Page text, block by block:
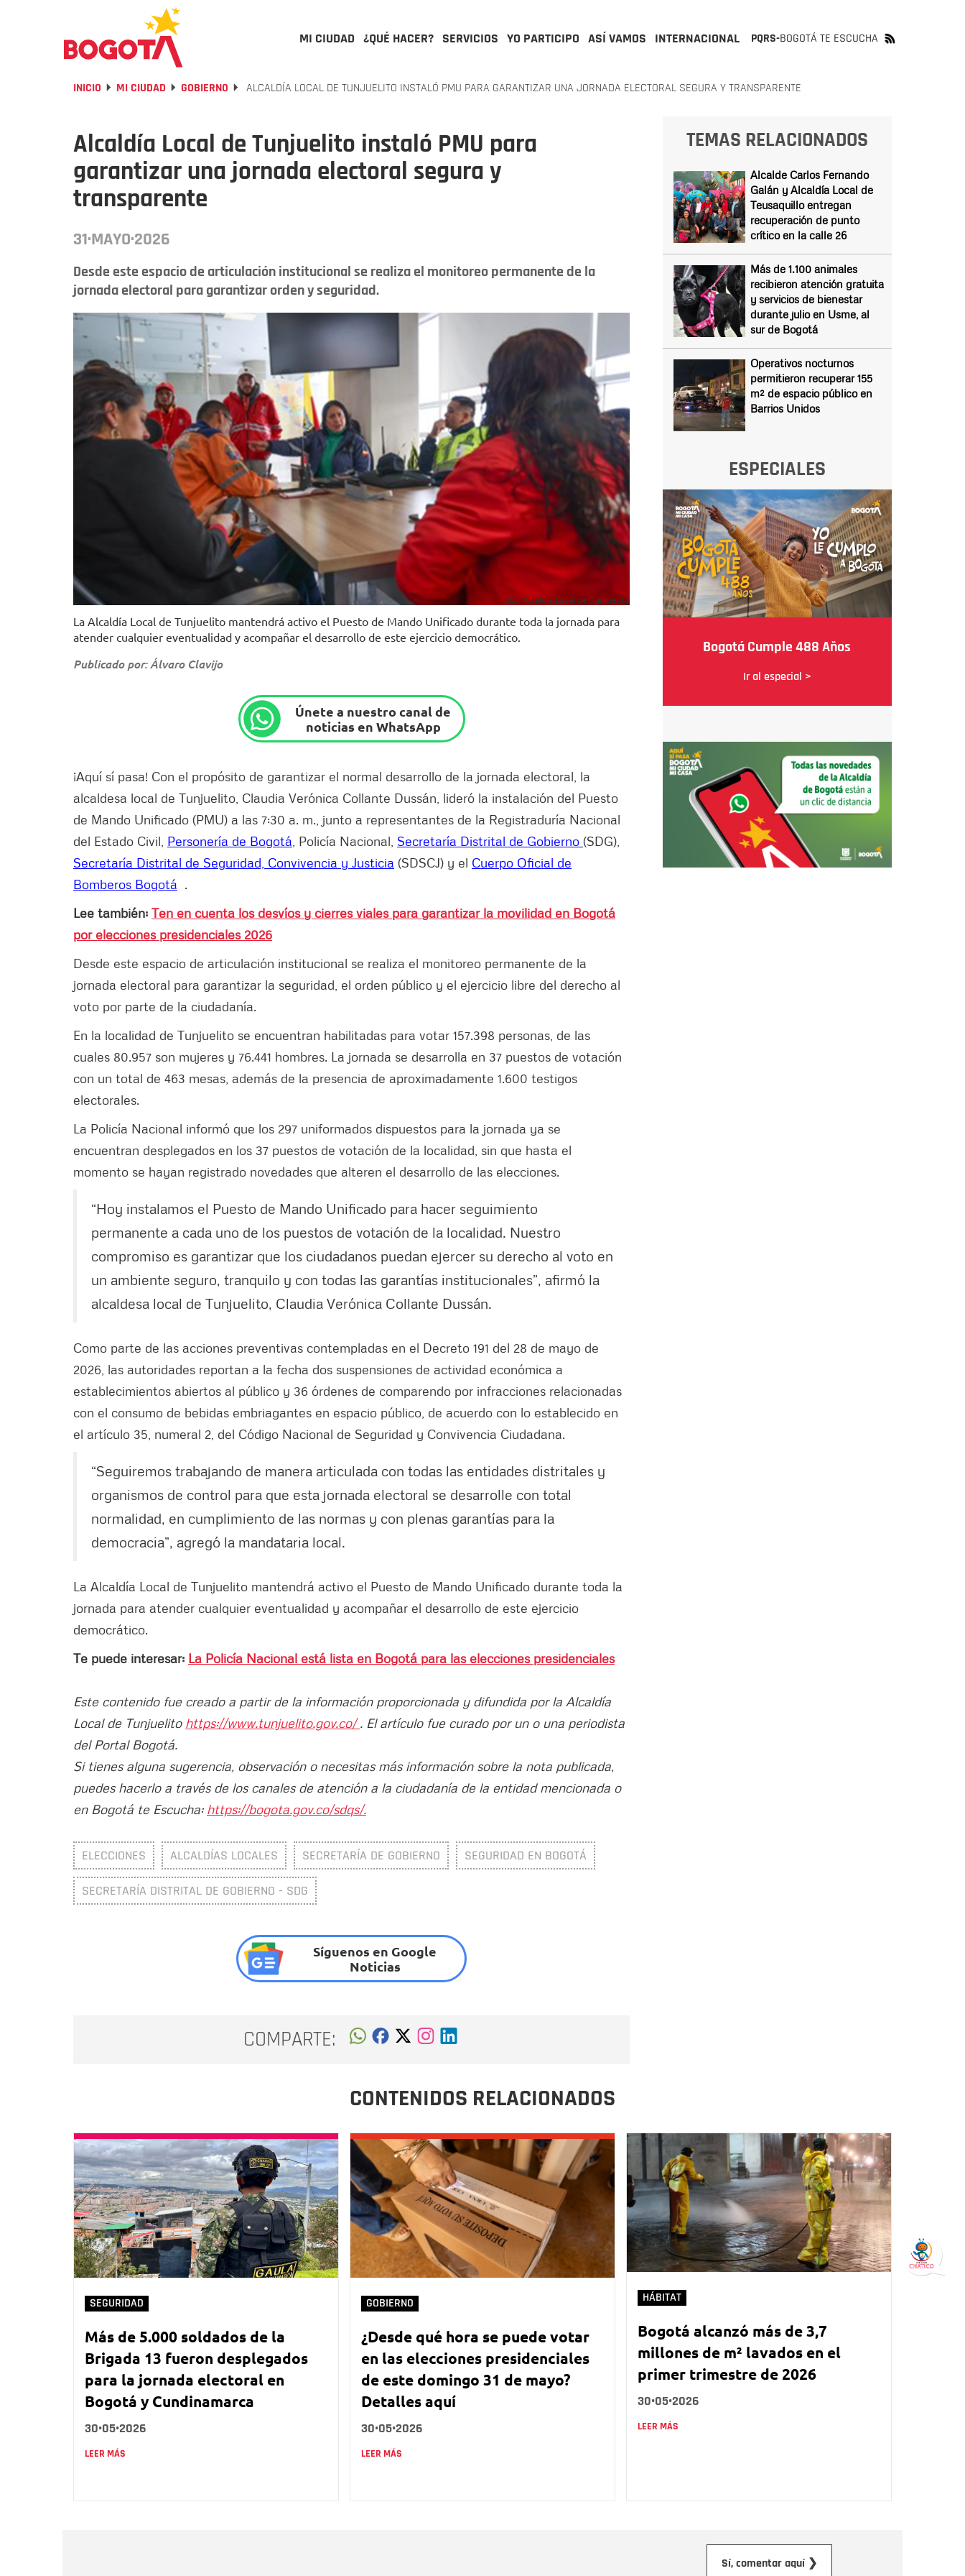
MI CIUDAD ¿QUÉ HACER? SERVICIOS YO PARTICIPO ASÍ VAMOS INTERNACIONAL PQRS-BOGOTÁ TE ESCUCHA
INICIO MI CIUDAD GOBIERNO ALCALDÍA LOCAL DE TUNJUELITO INSTALÓ PMU PARA GARANTIZAR UNA JORNADA ELECTORAL SEGURA Y TRANSPARENTE
Alcaldía Local de Tunjuelito instaló PMU para
garantizar una jornada electoral segura y
transparente
31·MAYO·2026
Desde este espacio de articulación institucional se realiza el monitoreo permanente de la
jornada electoral para garantizar orden y seguridad.
Foto: Alcaldía Local de Tunjuelito
La Alcaldía Local de Tunjuelito mantendrá activo el Puesto de Mando Unificado durante toda la jornada para
atender cualquier eventualidad y acompañar el desarrollo de este ejercicio democrático.
Publicado por: Álvaro Clavijo
Únete a nuestro canal de
noticias en WhatsApp
¡Aquí sí pasa! Con el propósito de garantizar el normal desarrollo de la jornada electoral, la
alcaldesa local de Tunjuelito, Claudia Verónica Collante Dussán, lideró la instalación del Puesto
de Mando Unificado (PMU) a las 7:30 a. m., junto a representantes de la Registraduría Nacional
del Estado Civil, Personería de Bogotá , Policía Nacional, Secretaría Distrital de Gobierno (SDG),
Secretaría Distrital de Seguridad, Convivencia y Justicia (SDSCJ) y el Cuerpo Oficial de
Bomberos Bogotá .
Lee también: Ten en cuenta los desvíos y cierres viales para garantizar la movilidad en Bogotá
por elecciones presidenciales 2026
Desde este espacio de articulación institucional se realiza el monitoreo permanente de la
jornada electoral para garantizar la seguridad, el orden público y el ejercicio libre del derecho al
voto por parte de la ciudadanía.
En la localidad de Tunjuelito se encuentran habilitadas para votar 157.398 personas, de las
cuales 80.957 son mujeres y 76.441 hombres. La jornada se desarrolla en 37 puestos de votación
con un total de 463 mesas, además de la presencia de aproximadamente 1.600 testigos
electorales.
La Policía Nacional informó que los 297 uniformados dispuestos para la jornada ya se
encuentran desplegados en los 37 puestos de votación de la localidad, sin que hasta el
momento se hayan registrado novedades que alteren el desarrollo de las elecciones.
“Hoy instalamos el Puesto de Mando Unificado para hacer seguimiento
permanente a cada uno de los puestos de votación de la localidad. Nuestro
compromiso es garantizar que los ciudadanos puedan ejercer su derecho al voto en
un ambiente seguro, tranquilo y con todas las garantías institucionales”, afirmó la
alcaldesa local de Tunjuelito, Claudia Verónica Collante Dussán.
Como parte de las acciones preventivas contempladas en el Decreto 191 del 28 de mayo de
2026, las autoridades reportan a la fecha dos suspensiones de actividad económica a
establecimientos abiertos al público y 36 órdenes de comparendo por infracciones relacionadas
con el consumo de bebidas embriagantes en espacio público, de acuerdo con lo establecido en
el artículo 35, numeral 2, del Código Nacional de Seguridad y Convivencia Ciudadana.
“Seguiremos trabajando de manera articulada con todas las entidades distritales y
organismos de control para que esta jornada electoral se desarrolle con total
normalidad, en cumplimiento de las normas y con plenas garantías para la
democracia”, agregó la mandataria local.
La Alcaldía Local de Tunjuelito mantendrá activo el Puesto de Mando Unificado durante toda la
jornada para atender cualquier eventualidad y acompañar el desarrollo de este ejercicio
democrático.
Te puede interesar: La Policía Nacional está lista en Bogotá para las elecciones presidenciales
Este contenido fue creado a partir de la información proporcionada y difundida por la Alcaldía
Local de Tunjuelito https://www.tunjuelito.gov.co/. El artículo fue curado por un o una periodista
del Portal Bogotá.
Si tienes alguna sugerencia, observación o necesitas más información sobre la nota publicada,
puedes hacerlo a través de los canales de atención a la ciudadanía de la entidad mencionada o
en Bogotá te Escucha: https://bogota.gov.co/sdqs/.
ELECCIONES ALCALDÍAS LOCALES SECRETARÍA DE GOBIERNO SEGURIDAD EN BOGOTÁ
SECRETARÍA DISTRITAL DE GOBIERNO - SDG
Síguenos en Google
Noticias
COMPARTE:
TEMAS RELACIONADOS
Alcalde Carlos Fernando
Galán y Alcaldía Local de
Teusaquillo entregan
recuperación de punto
crítico en la calle 26
Más de 1.100 animales
recibieron atención gratuita
y servicios de bienestar
durante julio en Usme, al
sur de Bogotá
Operativos nocturnos
permitieron recuperar 155
m² de espacio público en
Barrios Unidos
ESPECIALES
Bogotá Cumple 488 Años
Ir al especial >
CONTENIDOS RELACIONADOS
SEGURIDAD
Más de 5.000 soldados de la
Brigada 13 fueron desplegados
para la jornada electoral en
Bogotá y Cundinamarca
30•05•2026
LEER MÁS
GOBIERNO
¿Desde qué hora se puede votar
en las elecciones presidenciales
de este domingo 31 de mayo?
Detalles aquí
30•05•2026
LEER MÁS
HÁBITAT
Bogotá alcanzó más de 3,7
millones de m² lavados en el
primer trimestre de 2026
30•05•2026
LEER MÁS
Sí, comentar aquí ❯